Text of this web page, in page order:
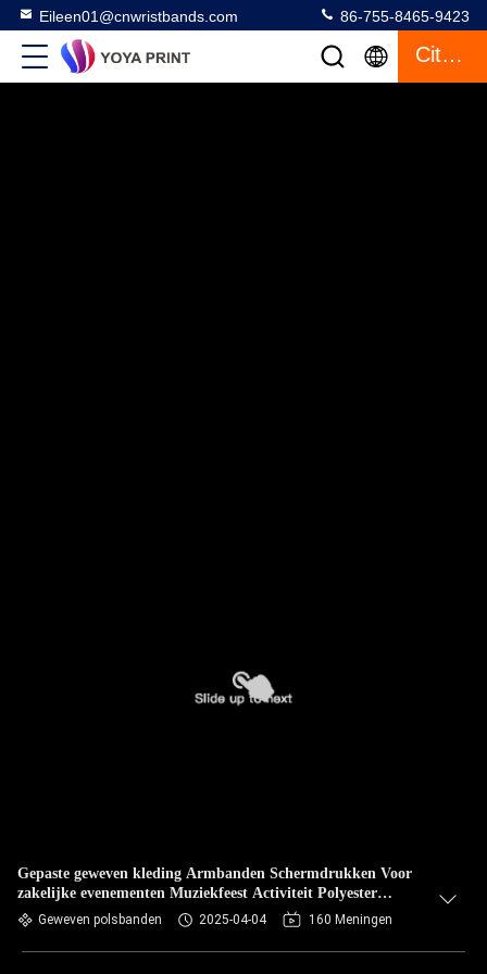
Eileen01@cnwristbands.com 86-755-8465-9423
Citaat
Gepaste geweven kleding Armbanden Schermdrukken Voor
zakelijke evenementen Muziekfeest Activiteit Polyester
Armband
Geweven polsbanden 2025-04-04 160 Meningen